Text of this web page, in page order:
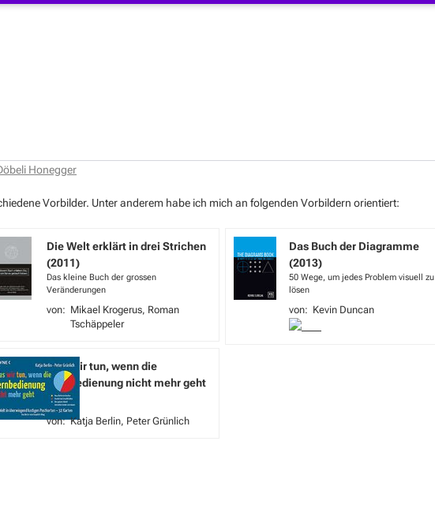
Honegger
Vorbilder. Unter anderem habe ich mich an folgenden Vorbildern orientiert:
Die Welt erklärt in drei Strichen
(2011)
Das kleine Buch der grossen
Veränderungen
Mikael Krogerus Roman
Tschäppeler
Das Buch der Diagramme
(2013)
50 Wege, um jedes Problem visuell zu
lösen
Kevin Duncan
Was wir tun, wenn die
Fernbedienung nicht mehr geht
(2018)
Katja Berlin Peter Grünlich